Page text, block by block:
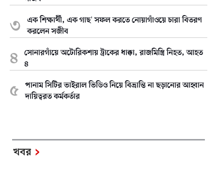
এক শিক্ষার্থী, এক গাছ' সফল করতে নোয়াগাঁওয়ে চারা বিতরণ
করলেন সজীব
সোনারগাঁয়ে অটোরিকশায় ট্রাকের ধাক্কা, রাজমিস্ত্রি নিহত, আহত
৪
পানাম সিটির ভাইরাল ভিডিও নিয়ে বিভ্রান্তি না ছড়ানোর আহ্বান
দায়িত্বরত কর্মকর্তার
খবর